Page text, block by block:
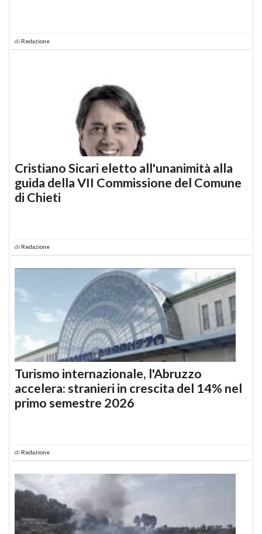
di Redazione
Cristiano Sicari eletto all'unanimità alla
guida della VII Commissione del Comune
di Chieti
di Redazione
Turismo internazionale, l'Abruzzo
accelera: stranieri in crescita del 14% nel
primo semestre 2026
di Redazione